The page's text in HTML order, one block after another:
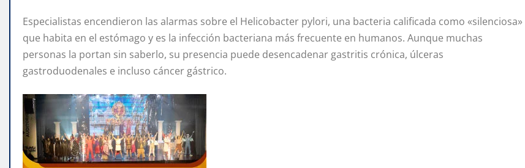
Especialistas encendieron las alarmas sobre el Helicobacter pylori, una bacteria calificada como «silenciosa»
que habita en el estómago y es la infección bacteriana más frecuente en humanos. Aunque muchas
personas la portan sin saberlo, su presencia puede desencadenar gastritis crónica, úlceras
gastroduodenales e incluso cáncer gástrico.